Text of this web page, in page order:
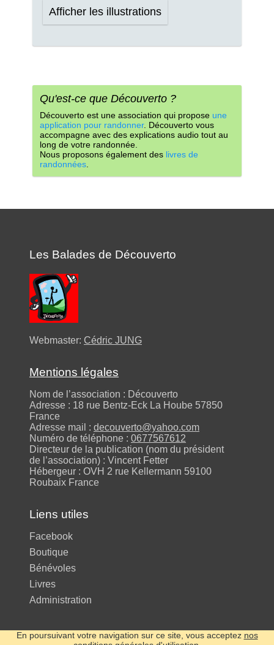
Afficher les illustrations
Qu'est-ce que Découverto ?
Découverto est une association qui propose une
application pour randonner. Découverto vous
accompagne avec des explications audio tout au
long de votre randonnée.
Nous proposons également des livres de
randonnées
Les Balades de Découverto
Webmaster: Cédric JUNG
Mentions légales
Nom de l’association : Découverto
Adresse : 18 rue Bentz-Eck La Hoube 57850
France
Adresse mail : decouverto@yahoo.com
Numéro de téléphone : 0677567612
Directeur de la publication (nom du président
de l’association) : Vincent Fetter
Hébergeur : OVH 2 rue Kellermann 59100
Roubaix France
Liens utiles
Facebook
Boutique
Bénévoles
Livres
Administration
En poursuivant votre navigation sur ce site, vous acceptez nos